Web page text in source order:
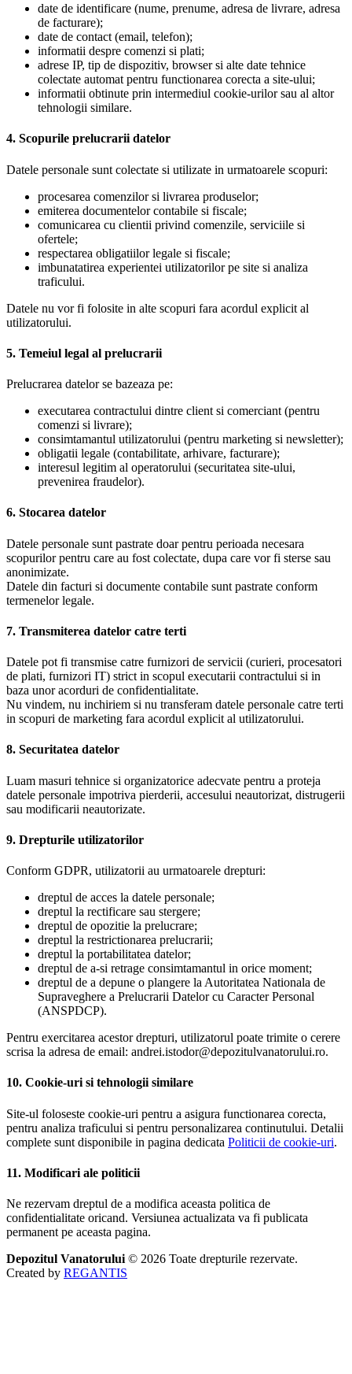
date de identificare (nume, prenume, adresa de livrare, adresa
de facturare);
date de contact (email, telefon);
informatii despre comenzi si plati;
adrese IP, tip de dispozitiv, browser si alte date tehnice
colectate automat pentru functionarea corecta a site-ului;
informatii obtinute prin intermediul cookie-urilor sau al altor
tehnologii similare.
4. Scopurile prelucrarii datelor
Datele personale sunt colectate si utilizate in urmatoarele scopuri:
procesarea comenzilor si livrarea produselor;
emiterea documentelor contabile si fiscale;
comunicarea cu clientii privind comenzile, serviciile si
ofertele;
respectarea obligatiilor legale si fiscale;
imbunatatirea experientei utilizatorilor pe site si analiza
traficului.
Datele nu vor fi folosite in alte scopuri fara acordul explicit al
utilizatorului.
5. Temeiul legal al prelucrarii
Prelucrarea datelor se bazeaza pe:
executarea contractului dintre client si comerciant (pentru
comenzi si livrare);
consimtamantul utilizatorului (pentru marketing si newsletter);
obligatii legale (contabilitate, arhivare, facturare);
interesul legitim al operatorului (securitatea site-ului,
prevenirea fraudelor).
6. Stocarea datelor
Datele personale sunt pastrate doar pentru perioada necesara
scopurilor pentru care au fost colectate, dupa care vor fi sterse sau
anonimizate.
Datele din facturi si documente contabile sunt pastrate conform
termenelor legale.
7. Transmiterea datelor catre terti
Datele pot fi transmise catre furnizori de servicii (curieri, procesatori
de plati, furnizori IT) strict in scopul executarii contractului si in
baza unor acorduri de confidentialitate.
Nu vindem, nu inchiriem si nu transferam datele personale catre terti
in scopuri de marketing fara acordul explicit al utilizatorului.
8. Securitatea datelor
Luam masuri tehnice si organizatorice adecvate pentru a proteja
datele personale impotriva pierderii, accesului neautorizat, distrugerii
sau modificarii neautorizate.
9. Drepturile utilizatorilor
Conform GDPR, utilizatorii au urmatoarele drepturi:
dreptul de acces la datele personale;
dreptul la rectificare sau stergere;
dreptul de opozitie la prelucrare;
dreptul la restrictionarea prelucrarii;
dreptul la portabilitatea datelor;
dreptul de a-si retrage consimtamantul in orice moment;
dreptul de a depune o plangere la Autoritatea Nationala de
Supraveghere a Prelucrarii Datelor cu Caracter Personal
(ANSPDCP).
Pentru exercitarea acestor drepturi, utilizatorul poate trimite o cerere
scrisa la adresa de email: andrei.istodor@depozitulvanatorului.ro.
10. Cookie-uri si tehnologii similare
Site-ul foloseste cookie-uri pentru a asigura functionarea corecta,
pentru analiza traficului si pentru personalizarea continutului. Detalii
complete sunt disponibile in pagina dedicata Politicii de cookie-uri.
11. Modificari ale politicii
Ne rezervam dreptul de a modifica aceasta politica de
confidentialitate oricand. Versiunea actualizata va fi publicata
permanent pe aceasta pagina.
Depozitul Vanatorului © 2026 Toate drepturile rezervate.
Created by REGANTIS